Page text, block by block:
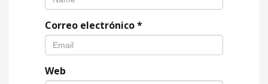
Correo electrónico*
Web